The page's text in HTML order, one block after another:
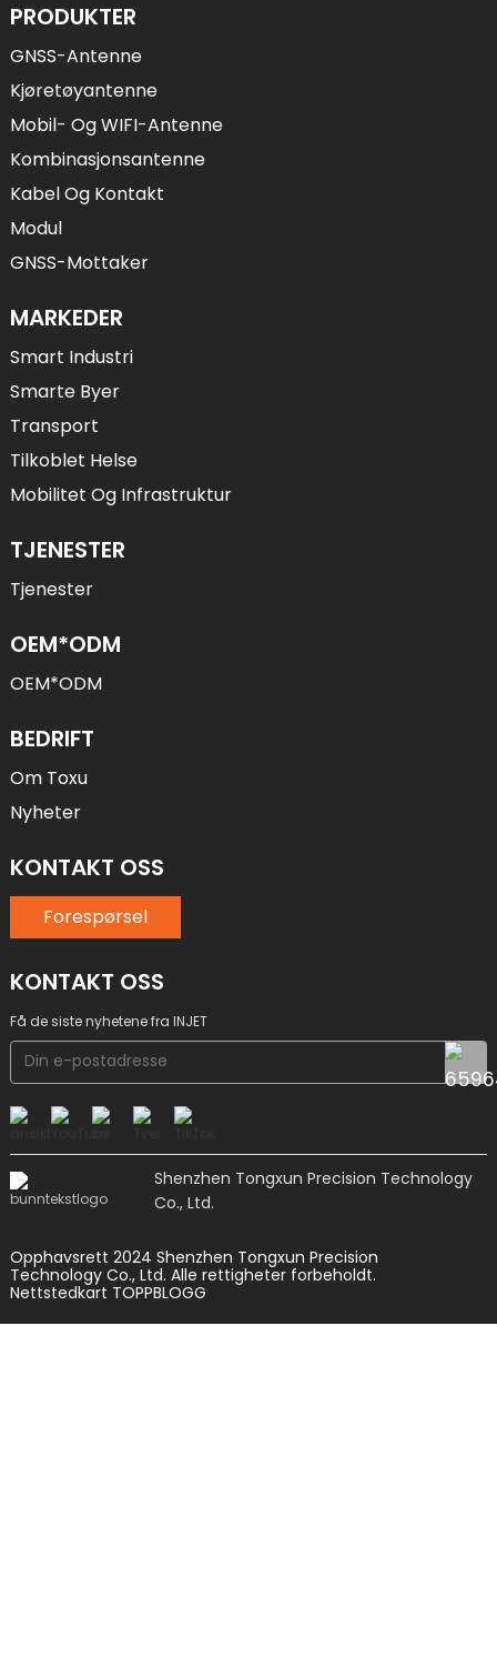
PRODUKTER
GNSS-Antenne
Kjøretøyantenne
Mobil- Og WIFI-Antenne
Kombinasjonsantenne
Kabel Og Kontakt
Modul
GNSS-Mottaker
MARKEDER
Smart Industri
Smarte Byer
Transport
Tilkoblet Helse
Mobilitet Og Infrastruktur
TJENESTER
Tjenester
OEM*ODM
OEM*ODM
BEDRIFT
Om Toxu
Nyheter
KONTAKT OSS
Forespørsel
KONTAKT OSS
Få de siste nyhetene fra INJET
Shenzhen Tongxun Precision Technology
Co., Ltd.
Opphavsrett 2024 Shenzhen Tongxun Precision
Technology Co., Ltd. Alle rettigheter forbeholdt.
Nettstedkart TOPPBLOGG